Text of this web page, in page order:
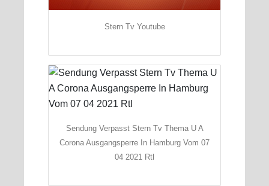
Stern Tv Youtube
Sendung Verpasst Stern Tv Thema U A
Corona Ausgangsperre In Hamburg Vom 07
04 2021 Rtl